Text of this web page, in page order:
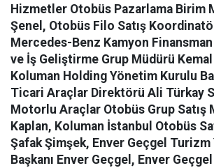
Hizmetler Otobüs Pazarlama Birim
Şenel, Otobüs Filo Satış
Mercedes-Benz Kamyon
ve İş Geliştirme Grup Müdürü
Koluman Holding Yönetim Kurulu
Ticari Araçlar Direktörü Ali Türkay
Motorlu Araçlar Otobüs Grup Satış
Kaplan, Koluman İstanbul Otobüs
Şafak Şimşek, Enver Geçgel
Başkanı Enver Geçgel, Enver